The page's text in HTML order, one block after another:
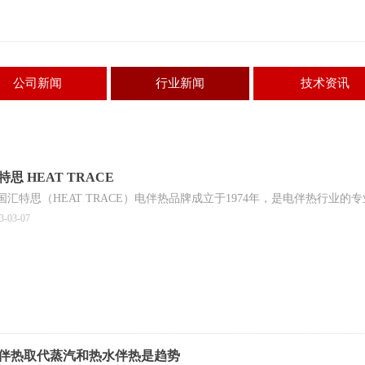
公司新闻 行业新闻 技术资讯
思 HEAT TRACE
汇特思（HEAT TRACE）电伴热品牌成立于1974年，是电伴热行业的
03-07
热取代蒸汽和热水伴热是趋势